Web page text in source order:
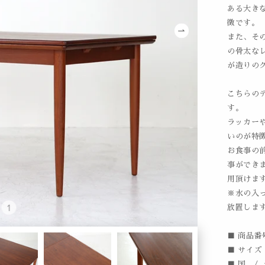
ある大き
徴です。
また、そ
の骨太な
が造りの
こちらの
す。
ラッカー
いのが特
お食事の
事ができ
用頂けま
※水の入
放置しま
■ 商品
■ サイ